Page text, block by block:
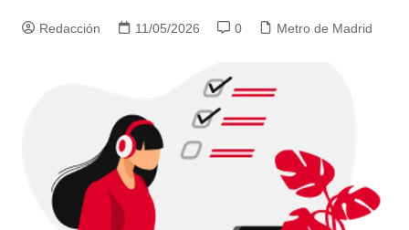
Redacción 11/05/2026 0 Metro de Madrid